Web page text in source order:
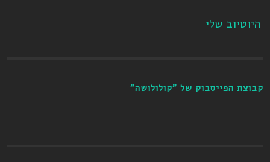
היוטיוב שלי
קבוצת הפייסבוק של "קולולושה"